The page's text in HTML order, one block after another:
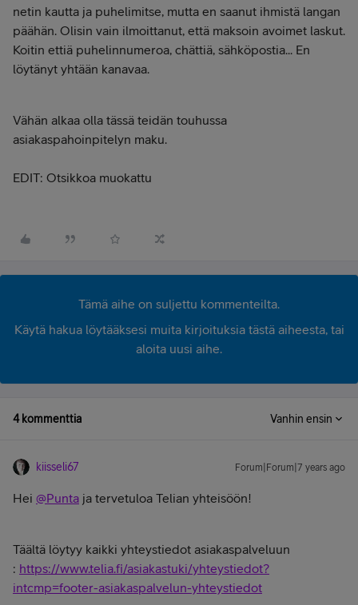
netin kautta ja puhelimitse, mutta en saanut ihmistä langan
päähän. Olisin vain ilmoittanut, että maksoin avoimet laskut.
Koitin ettiä puhelinnumeroa, chättiä, sähköpostia... En
löytänyt yhtään kanavaa.
Vähän alkaa olla tässä teidän touhussa
asiakaspahoinpitelyn maku.
EDIT: Otsikkoa muokattu
Tämä aihe on suljettu kommenteilta.
Käytä hakua löytääksesi muita kirjoituksia tästä aiheesta, tai
aloita uusi aihe.
4 kommenttia Vanhin ensin
kiisseli67 Forum|Forum|7 years ago
Hei @Punta ja tervetuloa Telian yhteisöön!
Täältä löytyy kaikki yhteystiedot asiakaspalveluun
: https://www.telia.fi/asiakastuki/yhteystiedot?
intcmp=footer-asiakaspalvelun-yhteystiedot